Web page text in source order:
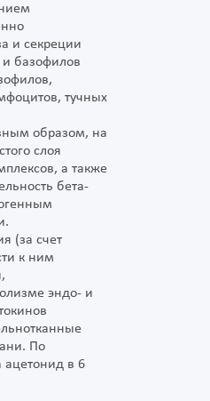
и секреции
базофилов
тучных
образом, на
слоя
а также
бета-
(за счет
к ним
эндо- и
По
ацетонид в 6